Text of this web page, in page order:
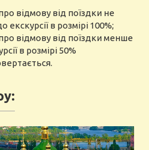
відмову від поїздки не
екскурсії в розмірі 100%;
відмову від поїздкименше
в розмірі 50%
.